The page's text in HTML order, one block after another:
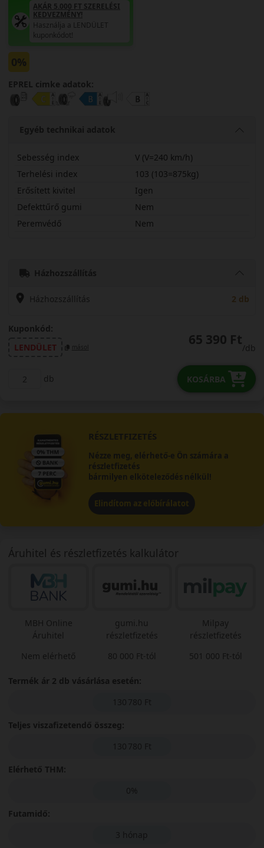
AKÁR 5.000 FT SZERELÉSI
KEDVEZMÉNY!
Használja a LENDÜLET
kuponkódot!
0%
EPREL cimke adatok:
Egyéb technikai adatok
Sebesség index
V (V=240 km/h)
Terhelési index
103 (103=875kg)
Erősített kivitel
Igen
Defekttűrő gumi
Nem
Peremvédő
Nem
Házhozszállítás
Házhozszállítás 2 db
Kuponkód:
LENDÜLET
másol 65 390 Ft
/db
db KOSÁRBA
RÉSZLETFIZETÉS
Nézze meg, elérhető-e Ön számára a
részletfizetés
bármilyen elköteleződés nélkül!
Elindítom az előbírálatot
Áruhitel és részletfizetés kalkulátor
MBH Online
Áruhitel
Nem elérhető
gumi.hu
részletfizetés
80 000 Ft-tól
Milpay
részletfizetés
501 000 Ft-tól
Termék ár 2 db vásárlása esetén:
130 780 Ft
Teljes viszafizetendő összeg:
130 780 Ft
Elérhető THM:
0%
Futamidő:
3 hónap